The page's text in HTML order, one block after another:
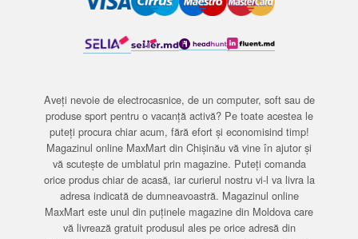
Aveți nevoie de electrocasnice, de un computer, soft sau de
produse sport pentru o vacanță activă? Pe toate acestea le
puteți procura chiar acum, fără efort și economisind timp!
Magazinul online MaxMart din Chișinău vă vine în ajutor și
vă scutește de umblatul prin magazine. Puteți comanda
orice produs chiar de acasă, iar curierul nostru vi-l va livra la
adresa indicată de dumneavoastră. Magazinul online
MaxMart este unul din puținele magazine din Moldova care
vă livrează gratuit produsul ales pe orice adresă din